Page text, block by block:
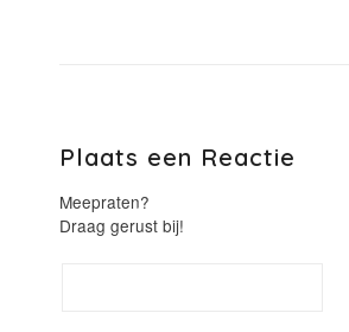
Plaats een Reactie
Meepraten?
Draag gerust bij!